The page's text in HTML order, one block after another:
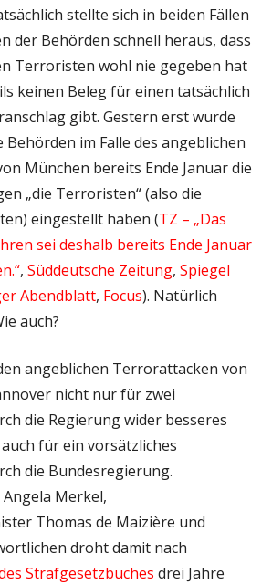
stellte sich in beiden Fällen
der Behörden schnell heraus, dass
Terroristen wohl nie gegeben hat
keinen Beleg für einen tatsächlich
gibt. Gestern erst wurde
Behörden im Falle des angeblichen
München bereits Ende Januar die
„die Terroristen“ (also die
eingestellt haben (TZ – „Das
sei deshalb bereits Ende Januar
, Süddeutsche Zeitung, Spiegel
Abendblatt, Focus). Natürlich
auch?
angeblichen Terrorattacken von
nicht nur für zwei
die Regierung wider besseres
für ein vorsätzliches
die Bundesregierung.
Merkel,
Thomas de Maizière und
droht damit nach
Strafgesetzbuches drei Jahre